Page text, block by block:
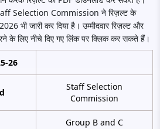
Selection Commission ने रिज़ल्ट के
भी जारी कर दिया है। उम्मीदवार रिज़ल्ट और
के लिए नीचे दिए गए लिंक पर क्लिक कर सकते हैं।
26
Staff Selection
Commission
Group B and C